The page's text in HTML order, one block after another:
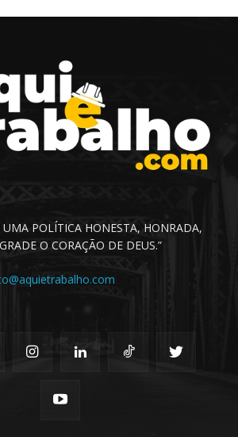
UMA POLÍTICA HONESTA, HONRADA,
O CORAÇÃO DE DEUS.”